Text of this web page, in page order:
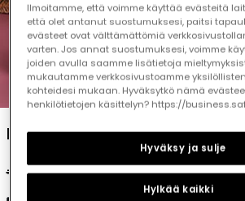
1 2 3 4 5
Plaid poplin dress
€35.95 €17.95 €14.35
Ilmoitamme, että voimme käyttää evästeitä
että olet antanut suostumuksesi, paitsi
evästeet ovat välttämättömiä
varten. Jos annat suostumuksesi, voimme
joiden avulla saamme lisätietoja
mukautamme verkkosivustoamme
kohteidesi mukaan. Hyväksytkö nämä
henkilötietojen käsittelyn? https://
Hylkää kaikki
Hyväksy ja sulje